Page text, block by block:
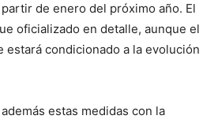
de enero del próximo año. El
oficializado en detalle, aunque el
estará condicionado a la evolución
estas medidas con la